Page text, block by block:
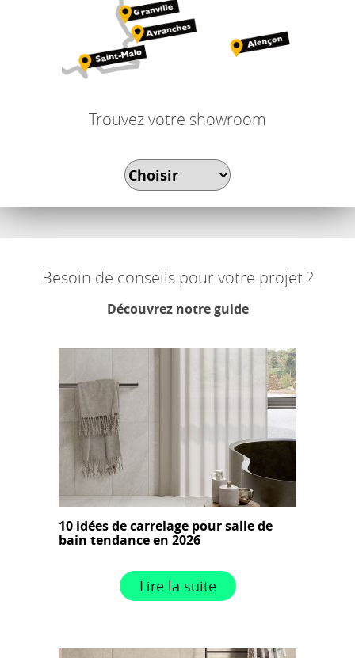
Trouvez votre showroom
Besoin de conseils pour votre projet ?
Découvrez notre guide
10 idées de carrelage pour salle de
bain tendance en 2026
Lire la suite